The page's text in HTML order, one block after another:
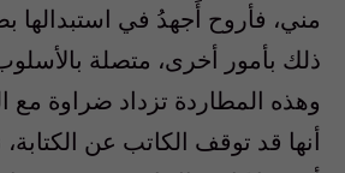
مني، فأروح أَجهدُ في استبدالها
ذلك بأمور أخرى، متصلة
وهذه المطاردة تزداد ضراوة مع
أنها قد توقف الكاتب عن